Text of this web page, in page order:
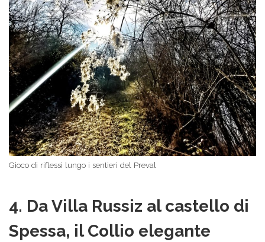
Gioco di riflessi lungo i sentieri del Preval
4. Da Villa Russiz al castello di
Spessa, il Collio elegante